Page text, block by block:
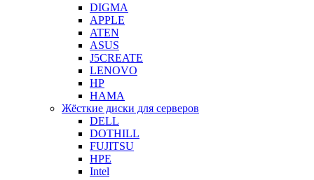
DIGMA
APPLE
ATEN
ASUS
J5CREATE
LENOVO
HP
HAMA
Жёсткие диски для серверов
DELL
DOTHILL
FUJITSU
HPE
Intel